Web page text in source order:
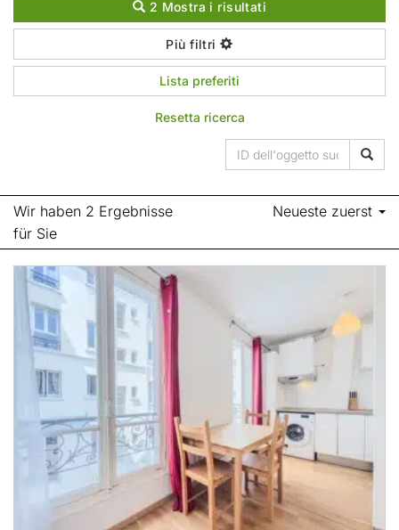
2 Mostra i risultati
Più filtri
Lista preferiti
Resetta ricerca
Wir haben 2 Ergebnisse
für Sie
Neueste zuerst